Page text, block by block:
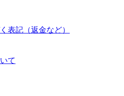
表記（返金など）
て